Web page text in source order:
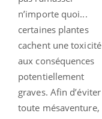
n’importe quoi...
certaines plantes
cachent une toxicité
aux conséquences
potentiellement
graves. Afin d’éviter
toute mésaventure,